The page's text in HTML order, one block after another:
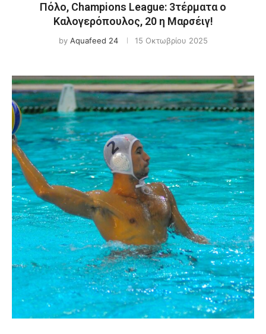
Πόλο, Champions League: 3τέρματα ο
Καλογερόπουλος, 20 η Μαρσέιγ!
by Aquafeed 24 15 Οκτωβρίου 2025